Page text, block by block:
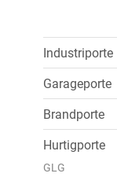
Industriporte
Garageporte
Brandporte
Hurtigporte
GLG